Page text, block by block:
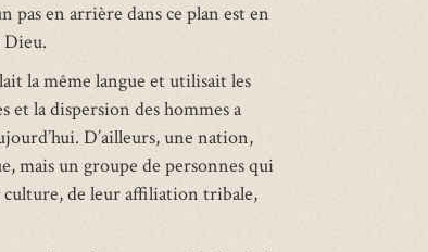
pas en arrière dans ce plan est en
Dieu.
la même langue et utilisait les
et la dispersion des hommes a
D’ailleurs, une nation,
mais un groupe de personnes qui
culture, de leur affiliation tribale,